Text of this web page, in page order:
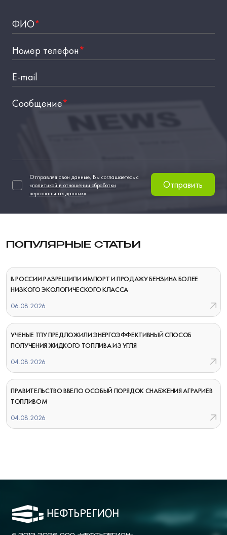
ФИО*
Номер телефон*
E-mail
Сообщение*
Отправляя свои данные, Вы соглашаетесь с
«политикой в отношении обработки
персональных данных»
Отправить
ПОПУЛЯРНЫЕ СТАТЬИ
В РОССИИ РАЗРЕШИЛИ ИМПОРТ И ПРОДАЖУ БЕНЗИНА БОЛЕЕ
НИЗКОГО ЭКОЛОГИЧЕСКОГО КЛАССА
06.08.2026
УЧЕНЫЕ ТПУ ПРЕДЛОЖИЛИ ЭНЕРГОЭФФЕКТИВНЫЙ СПОСОБ
ПОЛУЧЕНИЯ ЖИДКОГО ТОПЛИВА ИЗ УГЛЯ
04.08.2026
ПРАВИТЕЛЬСТВО ВВЕЛО ОСОБЫЙ ПОРЯДОК СНАБЖЕНИЯ АГРАРИЕВ
ТОПЛИВОМ
04.08.2026